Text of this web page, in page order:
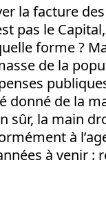
la facture
pas le
forme ?
de la
donné de la
sûr, la main
à
à venir :